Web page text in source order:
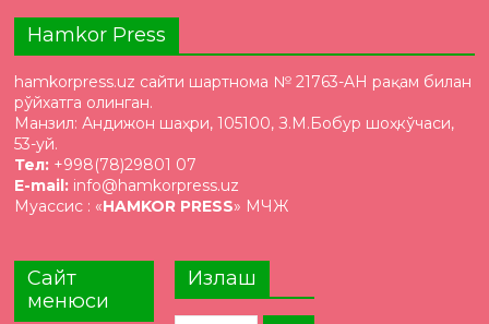
Hamkor Press
hamkorpress.uz сайти шартнома № 21763-AH рақам билан
рўйхатга олинган.
Манзил: Андижон шаҳри, 105100, З.М.Бобур шоҳкўчаси,
53-уй.
Тел: +998(78)29801 07
E-mail: info@hamkorpress.uz
Муассис : «HAMKOR PRESS» МЧЖ
Сайт
менюси
Излаш